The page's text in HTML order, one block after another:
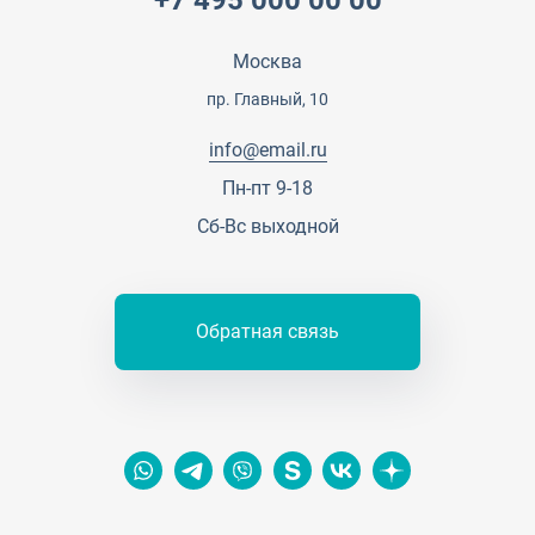
Москва
пр. Главный, 10
info@email.ru
Пн-пт 9-18
Сб-Вс выходной
Обратная связь
Презентации и каталоги
Партнерская программа